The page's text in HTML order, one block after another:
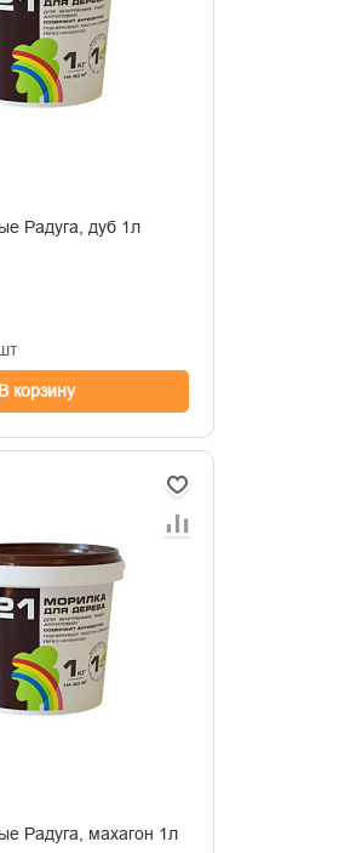
Морилка водные Радуга, дуб 1л
В корзину
Морилка водные Радуга, махагон 1л